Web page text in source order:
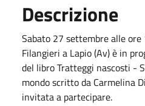
Descrizione
Sabato 27 settembre alle ore
Filangieri a Lapio (Av) è in
del libro Tratteggi nascosti -
mondo scritto da Carmelina
invitata a partecipare.